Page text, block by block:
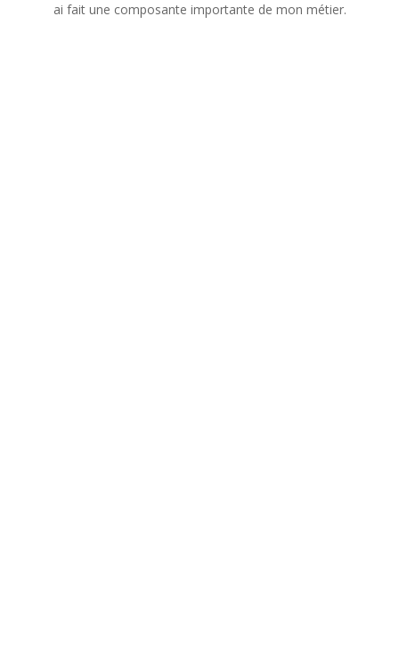
ai fait une composante importante de mon métier.